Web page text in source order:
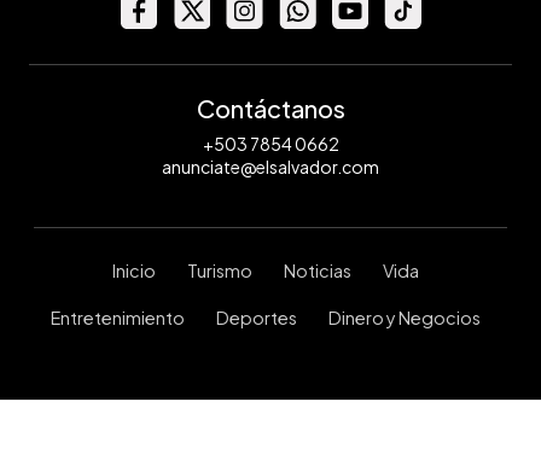
Contáctanos
+503 7854 0662
anunciate@elsalvador.com
Inicio Turismo Noticias Vida
Entretenimiento Deportes Dinero y Negocios